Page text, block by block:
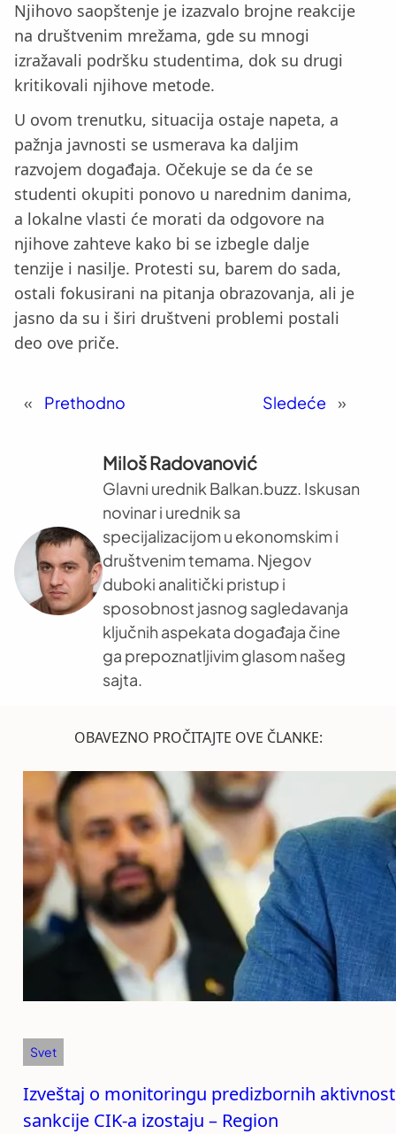
Njihovo saopštenje je izazvalo brojne reakcije
na društvenim mrežama, gde su mnogi
izražavali podršku studentima, dok su drugi
kritikovali njihove metode.
U ovom trenutku, situacija ostaje napeta, a
pažnja javnosti se usmerava ka daljim
razvojem događaja. Očekuje se da će se
studenti okupiti ponovo u narednim danima,
a lokalne vlasti će morati da odgovore na
njihove zahteve kako bi se izbegle dalje
tenzije i nasilje. Protesti su, barem do sada,
ostali fokusirani na pitanja obrazovanja, ali je
jasno da su i širi društveni problemi postali
deo ove priče.
« Prethodno Sledeće »
Miloš Radovanović
Glavni urednik Balkan.buzz. Iskusan
novinar i urednik sa
specijalizacijom u ekonomskim i
društvenim temama. Njegov
duboki analitički pristup i
sposobnost jasnog sagledavanja
ključnih aspekata događaja čine
ga prepoznatljivim glasom našeg
sajta.
OBAVEZNO PROČITAJTE OVE ČLANKE:
Svet
Izveštaj o monitoringu predizbornih
sankcije CIK-a izostaju – Region